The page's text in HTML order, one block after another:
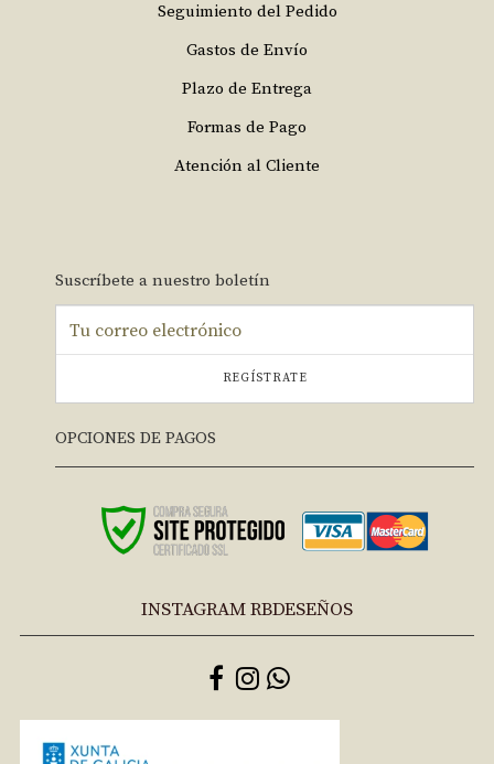
Seguimiento del Pedido
Gastos de Envío
Plazo de Entrega
Formas de Pago
Atención al Cliente
Suscríbete a nuestro boletín
REGÍSTRATE
OPCIONES DE PAGOS
INSTAGRAM RBDESEÑOS